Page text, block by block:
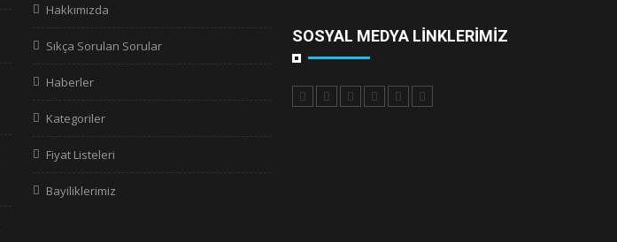
Hakkımızda
Sıkça Sorulan Sorular
Haberler
Kategoriler
Fiyat Listeleri
Bayiliklerimiz
SOSYAL MEDYA LINKLERIMIZ